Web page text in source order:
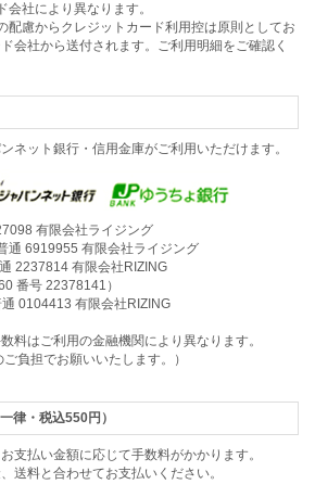
社により異なります。
配慮からクレジットカード利用控は原則としてお
会社から送付されます。ご利用明細をご確認く
ネット銀行・信用金庫がご利用いただけます。
有限会社ライジング
通 6919955 有限会社ライジング
2237814 有限会社RIZING
22378141）
0104413 有限会社RIZING
料はご利用の金融機関により異なります。
負担でお願いいたします。）
律・税込550円）
支払い金額に応じて手数料がかかります。
送料と合わせてお支払いください。